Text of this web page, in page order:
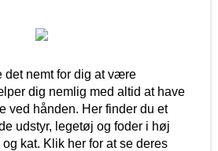
det nemt for dig at være
dig nemlig med altid at have
ved hånden. Her finder du et
udstyr, legetøj og foder i høj
kat. Klik her for at se deres